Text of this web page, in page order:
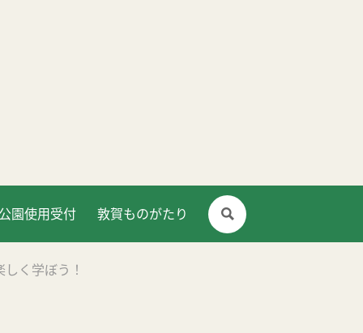
公園使用受付 敦賀ものがたり
く学ぼう！